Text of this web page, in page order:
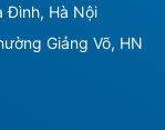
Đình, Hà Nội
Giảng Võ, HN